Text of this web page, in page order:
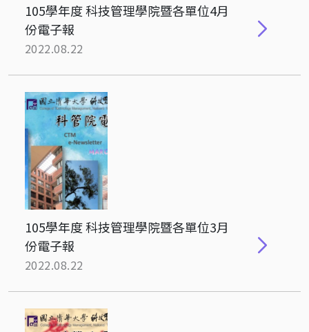
105學年度 科技管理學院暨各單位4月
份電子報
2022.08.22
105學年度 科技管理學院暨各單位3月
份電子報
2022.08.22